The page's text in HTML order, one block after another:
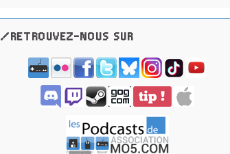
/RETROUVEZ-NOUS SUR